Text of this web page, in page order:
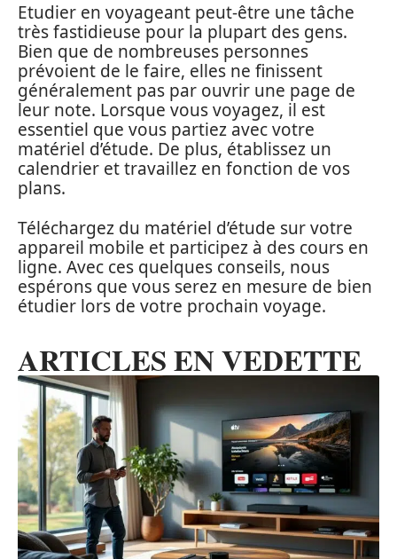
Etudier en voyageant peut-être une tâche
très fastidieuse pour la plupart des gens.
Bien que de nombreuses personnes
prévoient de le faire, elles ne finissent
généralement pas par ouvrir une page de
leur note. Lorsque vous voyagez, il est
essentiel que vous partiez avec votre
matériel d’étude. De plus, établissez un
calendrier et travaillez en fonction de vos
plans.
Téléchargez du matériel d’étude sur votre
appareil mobile et participez à des cours en
ligne. Avec ces quelques conseils, nous
espérons que vous serez en mesure de bien
étudier lors de votre prochain voyage.
ARTICLES EN VEDETTE